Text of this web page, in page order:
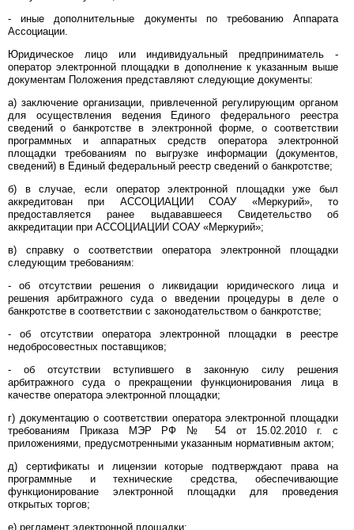
- иные дополнительные документы по требованию Аппарата
Ассоциации.
Юридическое лицо или индивидуальный предприниматель -
оператор электронной площадки в дополнение к указанным выше
документам Положения представляют следующие документы:
а) заключение организации, привлеченной регулирующим органом
для осуществления ведения Единого федерального реестра
сведений о банкротстве в электронной форме, о соответствии
программных и аппаратных средств оператора электронной
площадки требованиям по выгрузке информации (документов,
сведений) в Единый федеральный реестр сведений о банкротстве;
б) в случае, если оператор электронной площадки уже был
аккредитован при АССОЦИАЦИИ СОАУ «Меркурий», то
предоставляется ранее выдававшееся Свидетельство об
аккредитации при АССОЦИАЦИИ СОАУ «Меркурий»;
в) справку о соответствии оператора электронной площадки
следующим требованиям:
- об отсутствии решения о ликвидации юридического лица и
решения арбитражного суда о введении процедуры в деле о
банкротстве в соответствии с законодательством о банкротстве;
- об отсутствии оператора электронной площадки в реестре
недобросовестных поставщиков;
- об отсутствии вступившего в законную силу решения
арбитражного суда о прекращении функционирования лица в
качестве оператора электронной площадки;
г) документацию о соответствии оператора электронной площадки
требованиям Приказа МЭР РФ № 54 от 15.02.2010 г. с
приложениями, предусмотренными указанным нормативным актом;
д) сертификаты и лицензии которые подтверждают права на
программные и технические средства, обеспечивающие
функционирование электронной площадки для проведения
открытых торгов;
е) регламент электронной площадки;